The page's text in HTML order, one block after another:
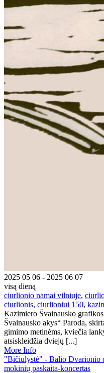
2025 05 06 - 2025 06 07
visą dieną
ciurlionio namai vilniuje,
ciurlionis, ciurlioniui 150,
Kazimiero Švainausko
Švainausko akys“ Paroda,
gimimo metinėms, kviečia
atsiskleidžia dviejų [...]
More Info
"Bičiulystė" - Balio Dvarionio
mokinių paskaita-koncertas